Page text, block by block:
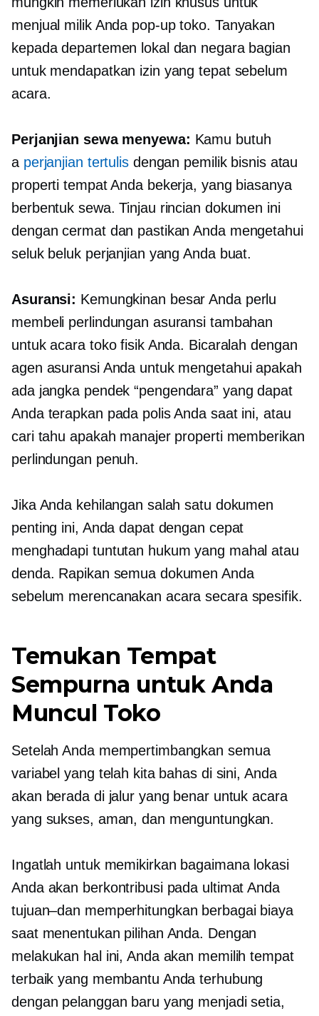
menjual milik Anda pop-uptoko. Tanyakan
kepada departemen lokal dan negara bagian
untuk mendapatkan izin yang tepat sebelum
acara.
Perjanjian sewa menyewa: Kamu butuh
a perjanjian tertulisdengan pemilik bisnis atau
properti tempat Anda bekerja, yang biasanya
berbentuk sewa. Tinjau rincian dokumen ini
dengan cermat dan pastikan Anda mengetahui
seluk beluk perjanjian yang Anda buat.
Asuransi: Kemungkinan besar Anda perlu
membeli perlindungan asuransi tambahan
untuk acara toko fisik Anda. Bicaralah dengan
agen asuransi Anda untuk mengetahui apakah
ada jangka pendek “pengendara” yang dapat
Anda terapkan pada polis Anda saat ini, atau
cari tahu apakah manajer properti memberikan
perlindungan penuh.
Jika Anda kehilangan salah satu dokumen
penting ini, Anda dapat dengan cepat
menghadapi tuntutan hukum yang mahal atau
denda. Rapikan semua dokumen Anda
sebelum merencanakan acara secara spesifik.
Temukan Tempat
Sempurna untuk Anda
Muncul Toko
Setelah Anda mempertimbangkan semua
variabel yang telah kita bahas di sini, Anda
akan berada di jalur yang benar untuk acara
yang sukses, aman, dan menguntungkan.
Ingatlah untuk memikirkan bagaimana lokasi
Anda akan berkontribusi pada ultimat Anda
tujuan–dan memperhitungkan berbagai biaya
saat menentukan pilihan Anda. Dengan
melakukan hal ini, Anda akan memilih tempat
terbaik yang membantu Anda terhubung
dengan pelanggan baru yang menjadi setia,